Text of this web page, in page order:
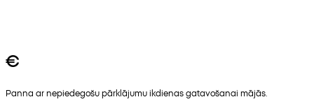
€
Panna ar nepiedegošu pārklājumu ikdienas gatavošanai mājās.